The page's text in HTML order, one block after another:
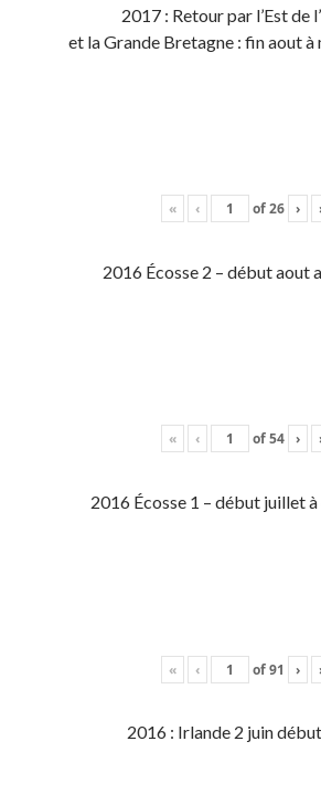
2017 : Retour par l’Est de
et la Grande Bretagne : fin aout
« ‹ of26 ›
2016 Écosse 2 – début aout
« ‹ of54 ›
2016 Écosse 1 – début juillet
« ‹ of91 ›
2016 : Irlande 2 juin